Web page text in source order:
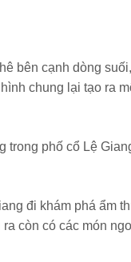
bên cạnh dòng
chung lại tạo ra
trong phố cổ Lệ
đi khám phá ẩm
còn có các món